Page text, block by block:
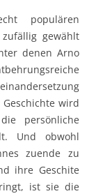
populären
gewählt
denen Arno
wird
persönliche
Und obwohl
zuende zu
ihre Geschite
ist sie die